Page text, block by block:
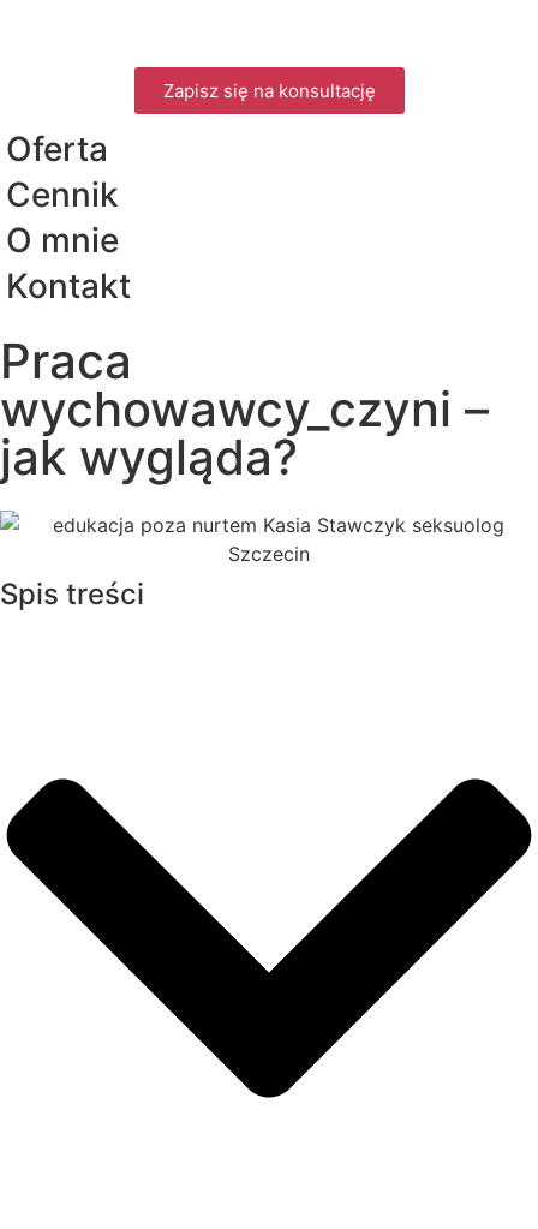
Zapisz się na konsultację
Oferta
Cennik
O mnie
Kontakt
Praca
wychowawcy_czyni –
jak wygląda?
Spis treści